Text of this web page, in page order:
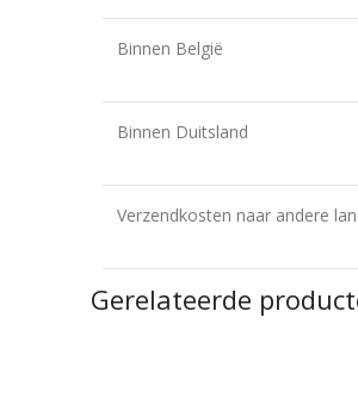
Binnen België
Binnen Duitsland
Verzendkosten naar andere
Gerelateerde